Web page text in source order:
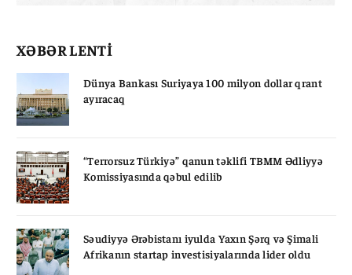
XƏBƏR LENTİ
Dünya Bankası Suriyaya 100 milyon dollar qrant
ayıracaq
“Terrorsuz Türkiyə” qanun təklifi TBMM Ədliyyə
Komissiyasında qəbul edilib
Səudiyyə Ərəbistanı iyulda Yaxın Şərq və Şimali
Afrikanın startap investisiyalarında lider oldu